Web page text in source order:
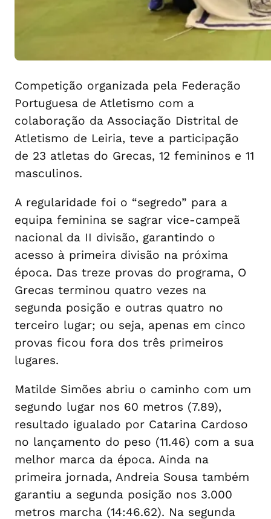
Competição organizada pela Federação
Portuguesa de Atletismo com a
colaboração da Associação Distrital de
Atletismo de Leiria, teve a participação
de 23 atletas do Grecas, 12 femininos e 11
masculinos.
A regularidade foi o “segredo” para a
equipa feminina se sagrar vice-campeã
nacional da II divisão, garantindo o
acesso à primeira divisão na próxima
época. Das treze provas do programa, O
Grecas terminou quatro vezes na
segunda posição e outras quatro no
terceiro lugar; ou seja, apenas em cinco
provas ficou fora dos três primeiros
lugares.
Matilde Simões abriu o caminho com um
segundo lugar nos 60 metros (7.89),
resultado igualado por Catarina Cardoso
no lançamento do peso (11.46) com a sua
melhor marca da época. Ainda na
primeira jornada, Andreia Sousa também
garantiu a segunda posição nos 3.000
metros marcha (14:46.62). Na segunda